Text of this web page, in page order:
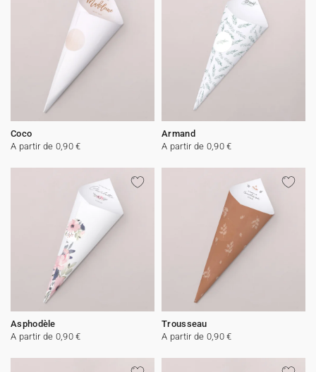
Coco
A partir de 0,90 €
Armand
A partir de 0,90 €
Asphodèle
A partir de 0,90 €
Trousseau
A partir de 0,90 €